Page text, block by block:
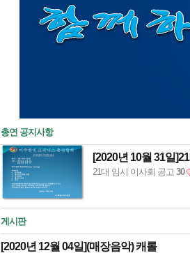
총연 공지사항
[2020년 10월 31일]
21대 임시 이사회 공고 30
게시판
[2020년 12월 04일](매장음악) 캐롤